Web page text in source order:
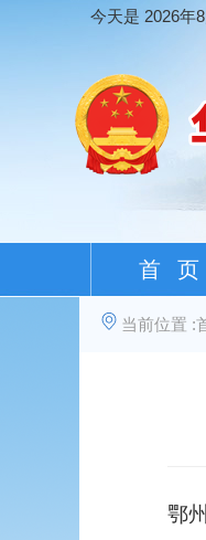
今天是 2026年
首 页
当前位置 :
鄂